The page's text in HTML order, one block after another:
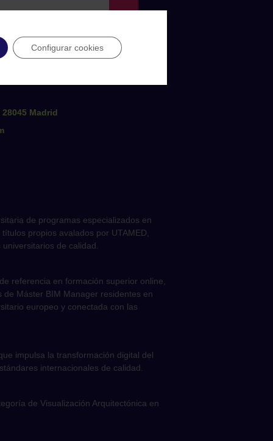
Madrid
de programas especializados en
propios avalados por UTAMED,
de calidad.
referencia en formación superior online,
Máster BIM Manager residentes en
europeo y conectada con las
impulsa la transformación digital del
internacionales de calidad.
de Visualización Arquitectónica en
Configurar cookies